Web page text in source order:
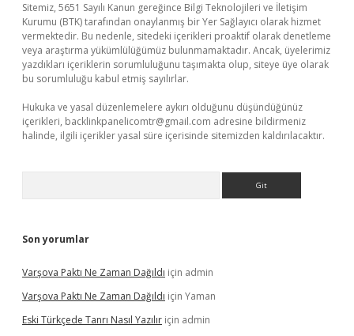
Sitemiz, 5651 Sayılı Kanun gereğince Bilgi Teknolojileri ve İletişim
Kurumu (BTK) tarafından onaylanmış bir Yer Sağlayıcı olarak hizmet
vermektedir. Bu nedenle, sitedeki içerikleri proaktif olarak denetleme
veya araştırma yükümlülüğümüz bulunmamaktadır. Ancak, üyelerimiz
yazdıkları içeriklerin sorumluluğunu taşımakta olup, siteye üye olarak
bu sorumluluğu kabul etmiş sayılırlar.
Hukuka ve yasal düzenlemelere aykırı olduğunu düşündüğünüz
içerikleri, backlinkpanelicomtr@gmail.com adresine bildirmeniz
halinde, ilgili içerikler yasal süre içerisinde sitemizden kaldırılacaktır.
Son yorumlar
Varşova Paktı Ne Zaman Dağıldı için admin
Varşova Paktı Ne Zaman Dağıldı için Yaman
Eski Türkçede Tanrı Nasıl Yazılır için admin